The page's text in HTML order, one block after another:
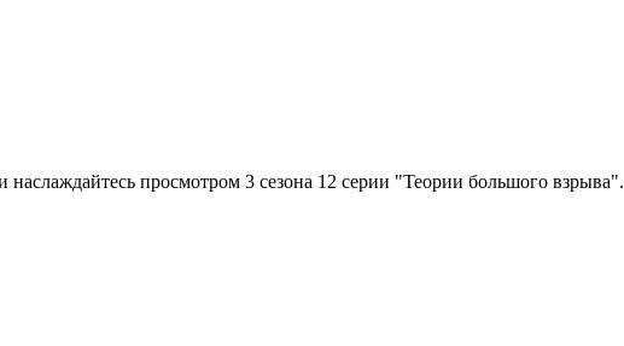
просмотром 3 сезона 12 серии "Теории большого взрыва".